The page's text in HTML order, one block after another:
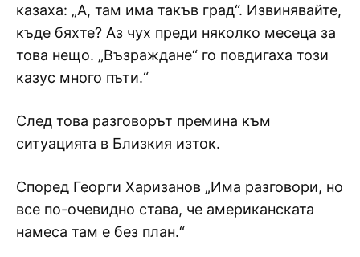
казаха: „А, там има такъв град“. Извинявайте,
къде бяхте? Аз чух преди няколко месеца за
това нещо. „Възраждане“ го повдигаха този
казус много пъти.“
След това разговорът премина към
ситуацията в Близкия изток.
Според Георги Харизанов „Има разговори, но
все по-очевидно става, че американската
намеса там е без план.“